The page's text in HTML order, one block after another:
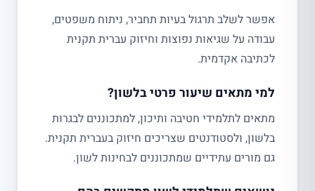
אפשר לשלב תרגול בעיות תחביר, ניתוח משפטים,
עבודה על שגיאות נפוצות וחיזוק עברית תקנית
לכתיבה אקדמית.
למי מתאים שיעור פרטי בלשון?
מתאים לתלמידי חטיבה ותיכון, למתכוננים לבגרות
בלשון, ולסטודנטים שצריכים חיזוק בעברית תקנית.
גם מורים עתידיים שמתכוננים לבחינות לשון.